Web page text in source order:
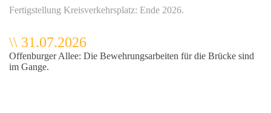
Fertigstellung Kreisverkehrsplatz: Ende 2026.
\\ 31.07.2026
Offenburger Allee: Die Bewehrungsarbeiten für die Brücke sind
im Gange.